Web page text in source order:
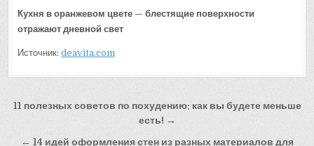
Кухня в оранжевом цвете — блестящие поверхности
отражают дневной свет
Источник:deavita.com
Навигация
11 полезных советов по похудению: как вы будете меньше
есть! →
← 14 идей оформления стен из разных материалов для